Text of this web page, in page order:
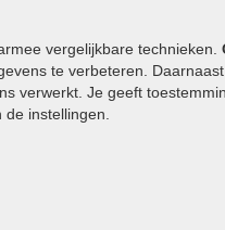
vergelijkbare technieken.
te verbeteren.
verwerkt. Je geeft
instellingen.
Welke
Strakke tuin